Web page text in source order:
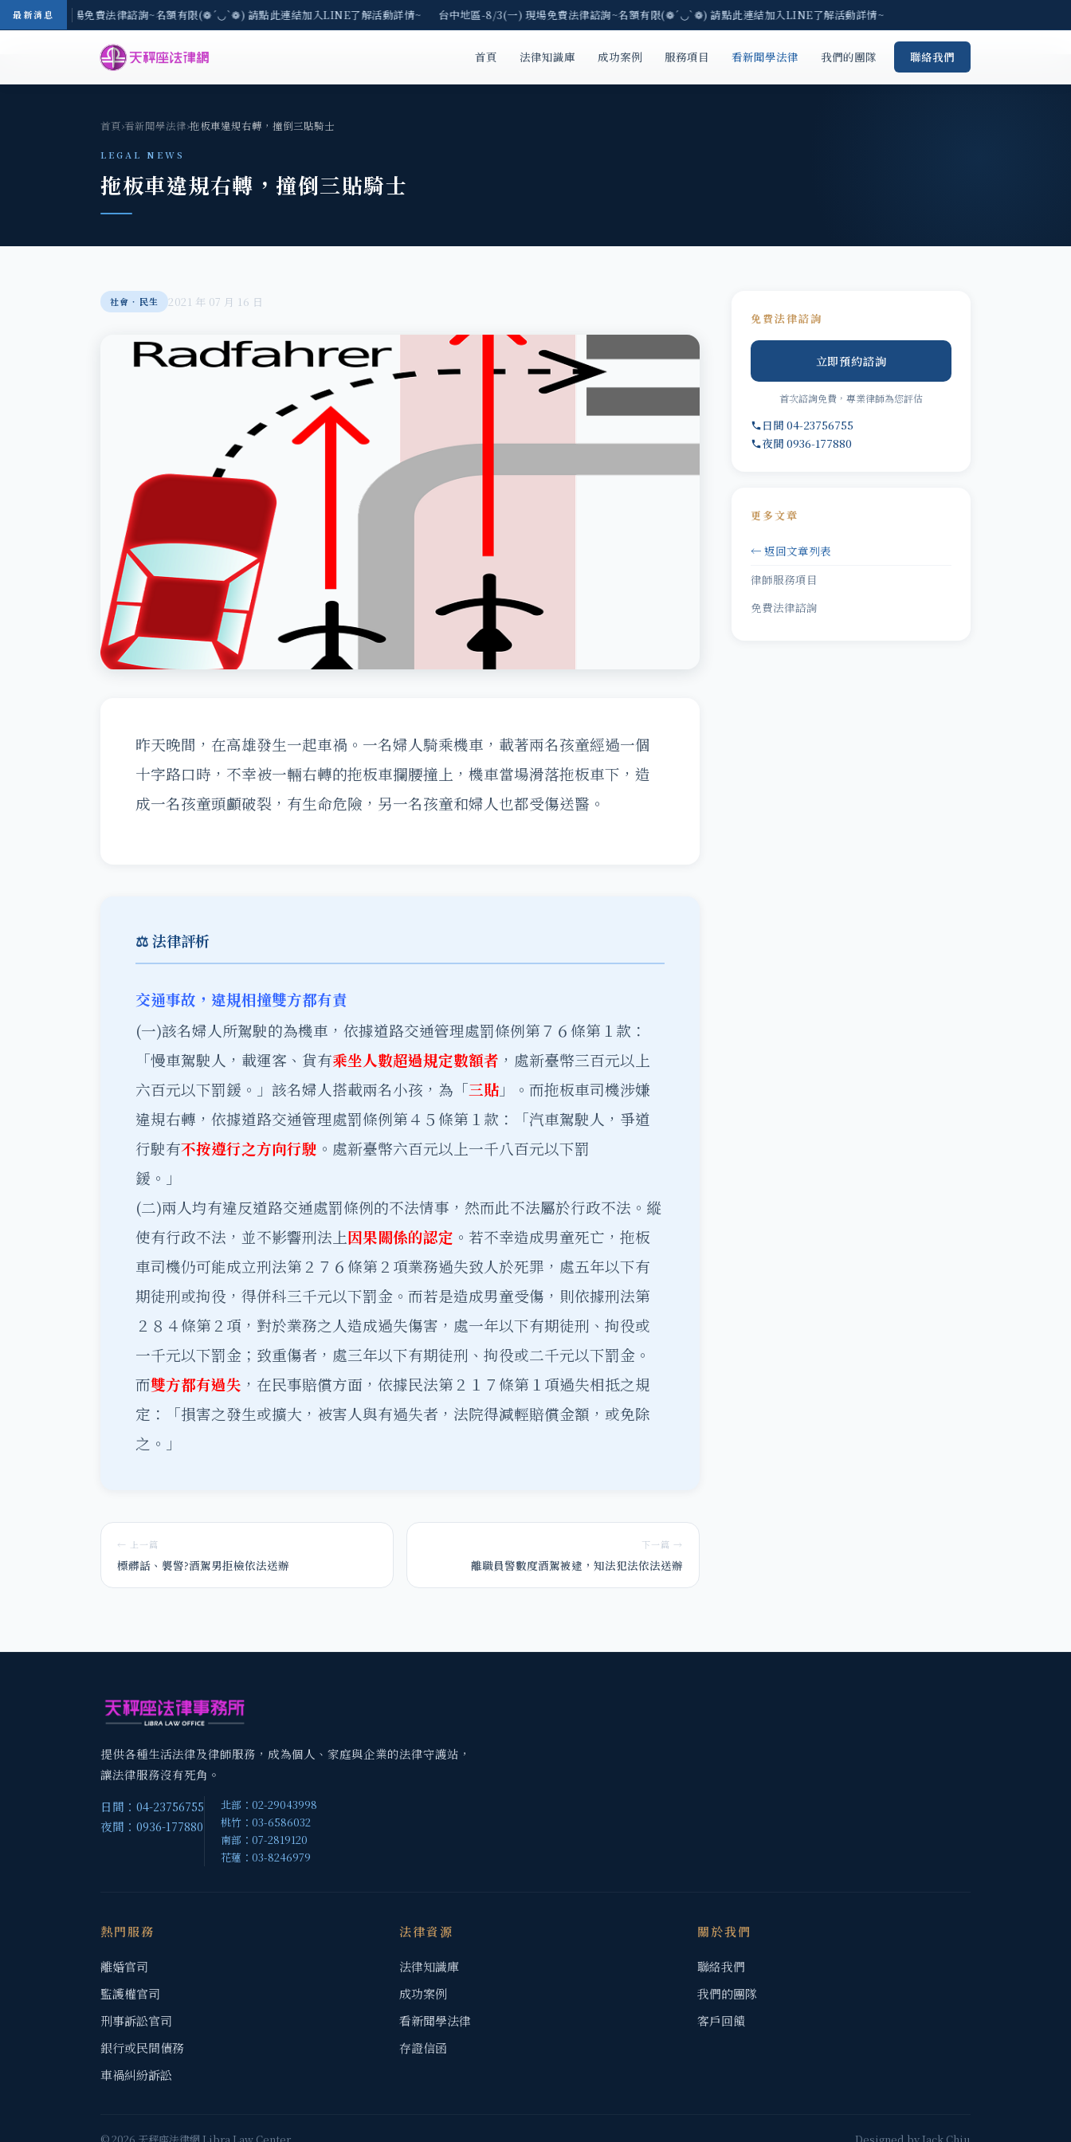
最新消息
-8/3(一) 現場免費法律諮詢~名額有限(❁´◡`❁) 請點此連結加入LINE了解活動詳情~ 台中地區-8/3(一) 現場免費法律諮詢~名額有限(❁´◡`❁) 請點此連結加入LINE了解活動詳情~
首頁 法律知識庫 成功案例 服務項目 看新聞學法律 我們的團隊 聯絡我們
首頁›看新聞學法律›拖板車違規右轉，撞倒三貼騎士
LEGAL NEWS
拖板車違規右轉，撞倒三貼騎士
社會‧民生 2021 年 07 月 16 日
昨天晚間，在高雄發生一起車禍。一名婦人騎乘機車，載著兩名孩童經過一個
十字路口時，不幸被一輛右轉的拖板車攔腰撞上，機車當場滑落拖板車下，造
成一名孩童頭顱破裂，有生命危險，另一名孩童和婦人也都受傷送醫。
⚖️ 法律評析
交通事故，違規相撞雙方都有責
(一)該名婦人所駕駛的為機車，依據道路交通管理處罰條例第７６條第１款：
「慢車駕駛人，載運客、貨有乘坐人數超過規定數額者 ，處新臺幣三百元以上
六百元以下罰鍰。」該名婦人搭載兩名小孩，為「三貼 」。而拖板車司機涉嫌
違規右轉，依據道路交通管理處罰條例第４５條第１款：「汽車駕駛人，爭道
行駛有不按遵行之方向行駛 。處新臺幣六百元以上一千八百元以下罰
鍰。」
(二)兩人均有違反道路交通處罰條例的不法情事，然而此不法屬於行政不法。縱
使有行政不法，並不影響刑法上因果關係的認定 。若不幸造成男童死亡，拖板
車司機仍可能成立刑法第２７６條第２項業務過失致人於死罪，處五年以下有
期徒刑或拘役，得併科三千元以下罰金。而若是造成男童受傷，則依據刑法第
２８４條第２項，對於業務之人造成過失傷害，處一年以下有期徒刑、拘役或
一千元以下罰金；致重傷者，處三年以下有期徒刑、拘役或二千元以下罰金。
而雙方都有過失 ，在民事賠償方面，依據民法第２１７條第１項過失相抵之規
定：「損害之發生或擴大，被害人與有過失者，法院得減輕賠償金額，或免除
之。」
← 上一篇
標髒話、襲警?酒駕男拒檢依法送辦
下一篇 →
離職員警數度酒駕被逮，知法犯法依法送辦
免費法律諮詢
立即預約諮詢
首次諮詢免費，專業律師為您評估
日間 04-23756755
夜間 0936-177880
更多文章
← 返回文章列表
律師服務項目
免費法律諮詢
提供各種生活法律及律師服務，成為個人、家庭與企業的法律守護站，
讓法律服務沒有死角。
日間：04-23756755
夜間：0936-177880
北部：02-29043998
桃竹：03-6586032
南部：07-2819120
花蓮：03-8246979
熱門服務
離婚官司
監護權官司
刑事訴訟官司
銀行或民間債務
車禍糾紛訴訟
法律資源
法律知識庫
成功案例
看新聞學法律
存證信函
關於我們
聯絡我們
我們的團隊
客戶回饋